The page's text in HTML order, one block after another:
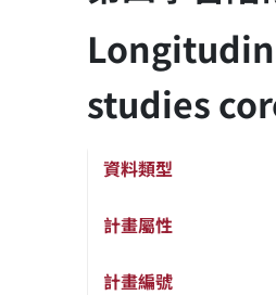
studies
資料類型
計畫屬性
計畫編號